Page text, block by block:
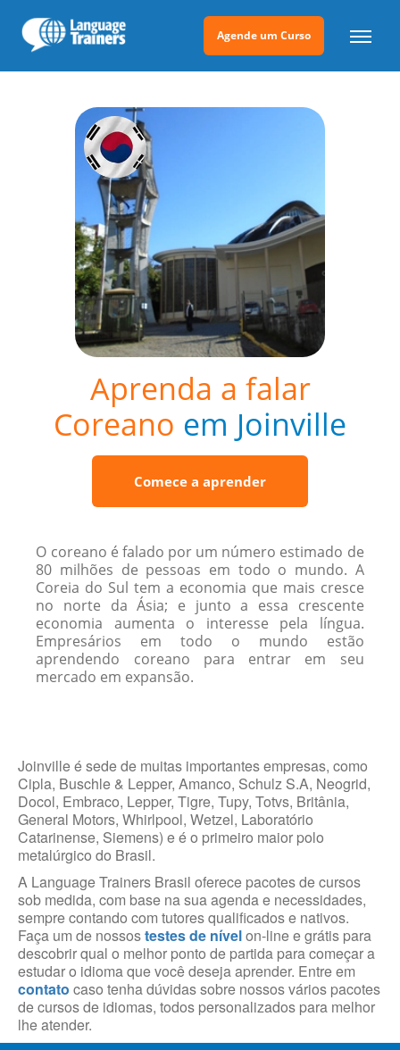
Agende um Curso
Aprenda a falar
Coreano em Joinville
Comece a aprender
O coreano é falado por um número estimado de
80 milhões de pessoas em todo o mundo. A
Coreia do Sul tem a economia que mais cresce
no norte da Ásia; e junto a essa crescente
economia aumenta o interesse pela língua.
Empresários em todo o mundo estão
aprendendo coreano para entrar em seu
mercado em expansão.
Joinville é sede de muitas importantes empresas, como
Cipla, Buschle & Lepper, Amanco, Schulz S.A, Neogrid,
Docol, Embraco, Lepper, Tigre, Tupy, Totvs, Britânia,
General Motors, Whirlpool, Wetzel, Laboratório
Catarinense, Siemens) e é o primeiro maior polo
metalúrgico do Brasil.
A Language Trainers Brasil oferece pacotes de cursos
sob medida, com base na sua agenda e necessidades,
sempre contando com tutores qualificados e nativos.
Faça um de nossostestes de nívelon-line e grátis para
descobrir qual o melhor ponto de partida para começar a
estudar o idioma que você deseja aprender. Entre em
contato caso tenha dúvidas sobre nossos vários pacotes
de cursos de idiomas, todos personalizados para melhor
lhe atender.